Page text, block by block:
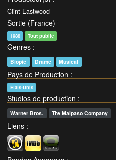
Clint Eastwood
Sortie (France) :
1988 Tout public
Genres :
Biopic Drame Musical
Pays de Production :
États-Unis
Studios de production :
Warner Bros. The Malpaso Company
Liens :